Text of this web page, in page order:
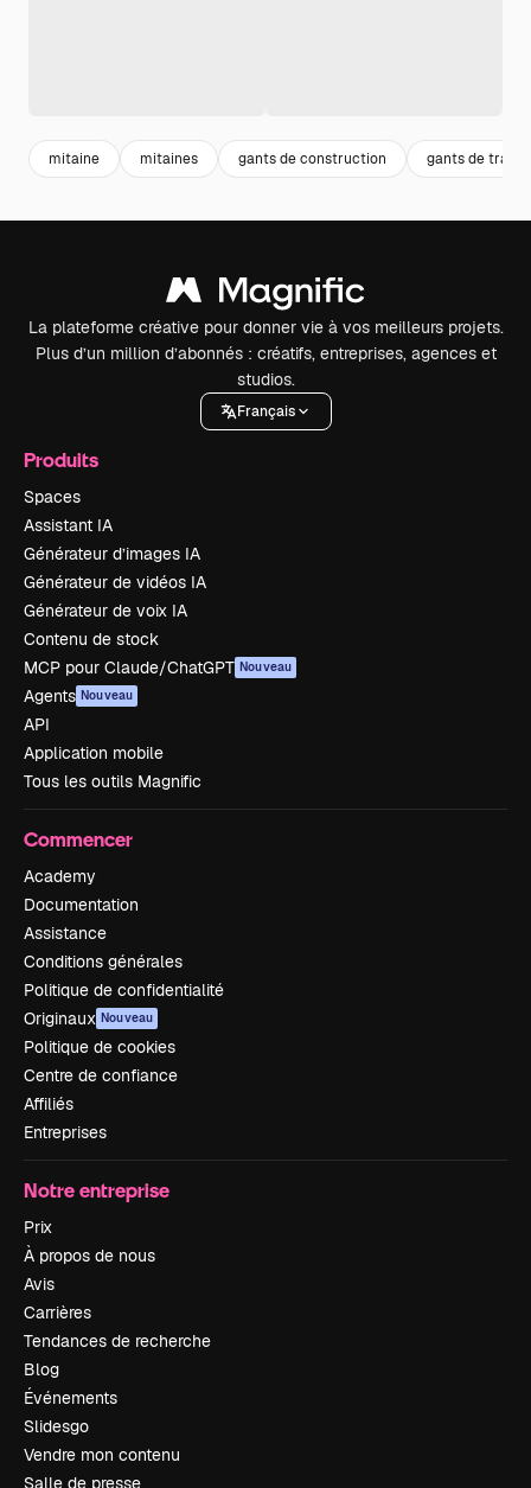
mitaine mitaines gants de construction gants de travail
La plateforme créative pour donner vie à vos meilleurs projets.
Plus d’un million d’abonnés : créatifs, entreprises, agences et
studios.
Français
Produits
Spaces
Assistant IA
Générateur d’images IA
Générateur de vidéos IA
Générateur de voix IA
Contenu de stock
MCP pour Claude/ChatGPT Nouveau
Agents Nouveau
API
Application mobile
Tous les outils Magnific
Commencer
Academy
Documentation
Assistance
Conditions générales
Politique de confidentialité
Originaux Nouveau
Politique de cookies
Centre de confiance
Affiliés
Entreprises
Notre entreprise
Prix
À propos de nous
Avis
Carrières
Tendances de recherche
Blog
Événements
Slidesgo
Vendre mon contenu
Salle de presse